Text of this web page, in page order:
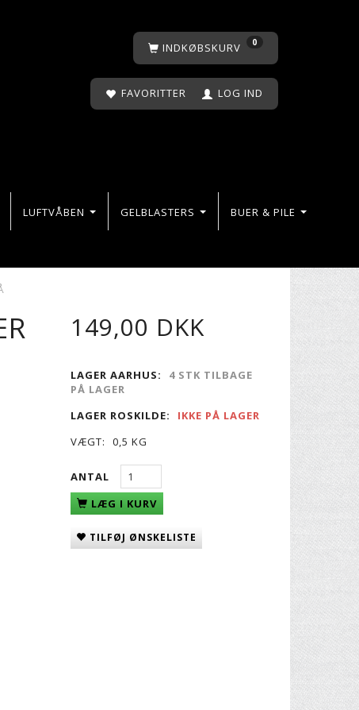
INDKØBSKURV 0
FAVORITTER LOG IND
LUFTVÅBEN GELBLASTERS BUER & PILE
149,00 DKK
LAGER AARHUS:
4 STK TILBAGE
PÅ LAGER
LAGER ROSKILDE:
IKKE PÅ LAGER
VÆGT:
0,5 KG
ANTAL
LÆG I KURV
TILFØJ ØNSKELISTE